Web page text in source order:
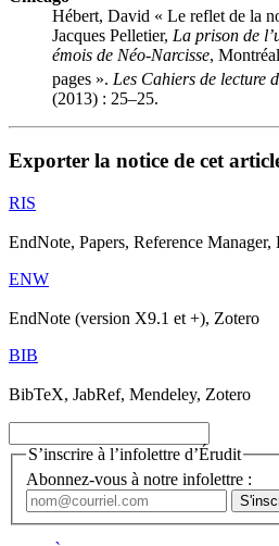
Hébert, David « Le reflet de la
Jacques Pelletier, La prison de
émois de Néo-Narcisse,
pages ». Les Cahiers de lecture
(2013) : 25–25.
Exporter la notice de cet
RIS
EndNote, Papers, Reference
ENW
EndNote (version X9.1 et +), Zotero
BIB
BibTeX, JabRef, Mendeley, Zotero
S’inscrire à l’infolettre d’Érudit
Abonnez-vous à notre infolettre :